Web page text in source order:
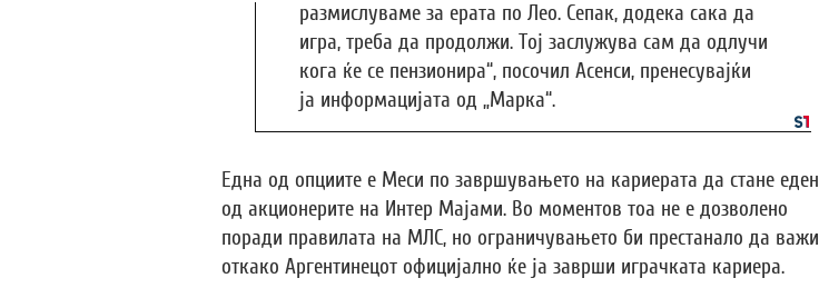
размислуваме за ерата по Лео. Сепак, додека сака да
игра, треба да продолжи. Тој заслужува сам да одлучи
кога ќе се пензионира“, посочил Асенси, пренесувајќи
ја информацијата од „Марка“.
Една од опциите е Меси по завршувањето на кариерата да стане еден
од акционерите на Интер Мајами. Во моментов тоа не е дозволено
поради правилата на МЛС, но ограничувањето би престанало да важи
откако Аргентинецот официјално ќе ја заврши играчката кариера.